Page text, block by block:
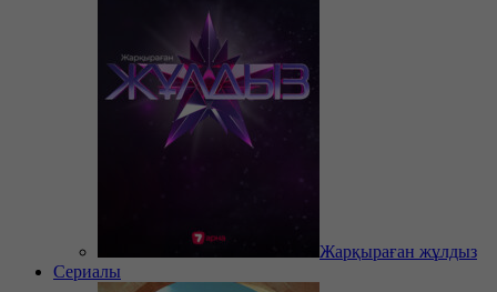
Жарқыраған жұлдыз
Сериалы